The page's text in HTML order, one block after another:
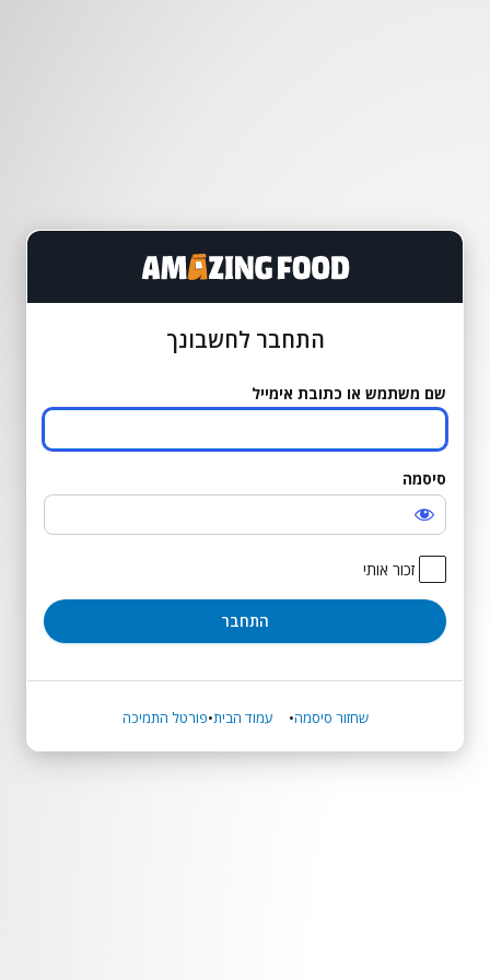
התחבר
התחבר לחשבונך
שם משתמש או כתובת אימייל
סיסמה
זכור אותי
שחזור סיסמה עמוד הבית פורטל התמיכה